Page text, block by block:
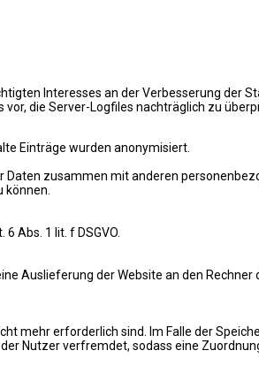
Interesses an der Verbesserung der
die Server-Logfiles nachträglich zu
Einträge wurden anonymisiert.
Daten zusammen mit anderen
Abs. 1 lit. f DSGVO.
Auslieferung der Website an den
mehr erforderlich sind. Im Falle der
Nutzer verfremdet, sodass eine